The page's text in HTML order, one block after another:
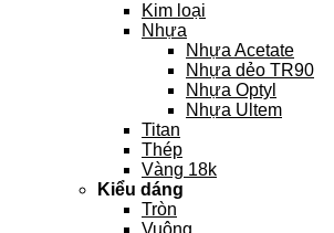
Kim loại
Nhựa
Nhựa Acetate
Nhựa dẻo TR90
Nhựa Optyl
Nhựa Ultem
Titan
Thép
Vàng 18k
Kiểu dáng
Tròn
Vuông